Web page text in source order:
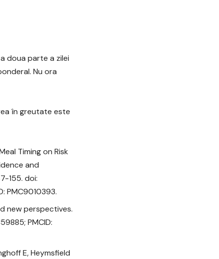
doua parte a zilei
Nu ora
în greutate este
Timing on Risk
and
155. doi:
PMC9010393.
new perspectives.
PMCID:
E, Heymsfield